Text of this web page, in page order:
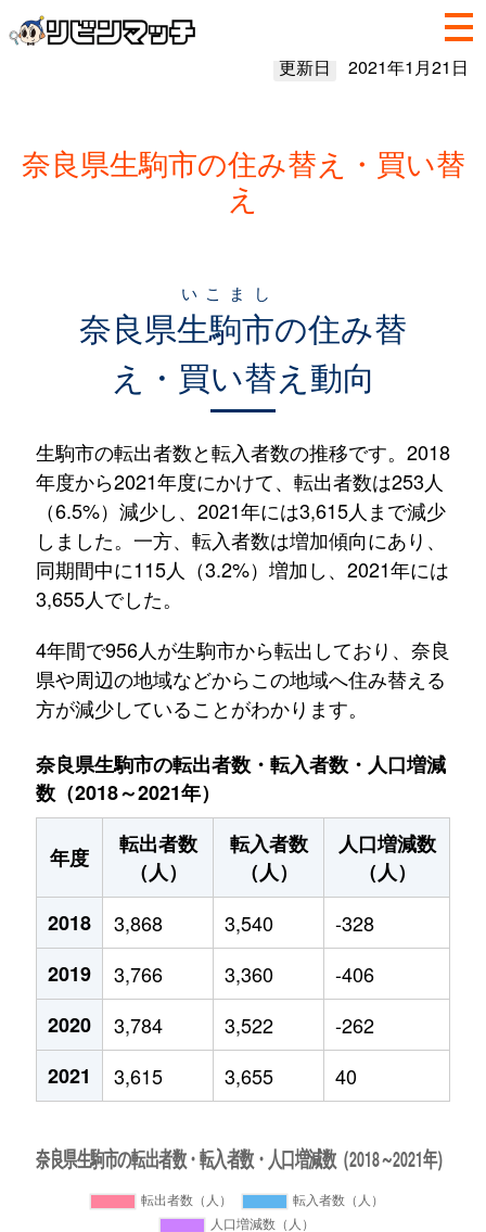
更新日 2021年1月21日
奈良県生駒市の住み替え・買い替
え
奈良県生駒市
いこまし
の住み替
え・買い替え動向
生駒市の転出者数と転入者数の推移です。2018
年度から2021年度にかけて、転出者数は253人
（6.5%）減少し、2021年には3,615人まで減少
しました。一方、転入者数は増加傾向にあり、
同期間中に115人（3.2%）増加し、2021年には
3,655人でした。
4年間で956人が生駒市から転出しており、奈良
県や周辺の地域などからこの地域へ住み替える
方が減少していることがわかります。
奈良県生駒市の転出者数・転入者数・人口増減
数（2018～2021年）
年度
転出者数
（人）
転入者数
（人）
人口増減数
（人）
2018
3,868 3,540
-328
2019
3,766 3,360
-406
2020
3,784 3,522
-262
2021
3,615 3,655 40